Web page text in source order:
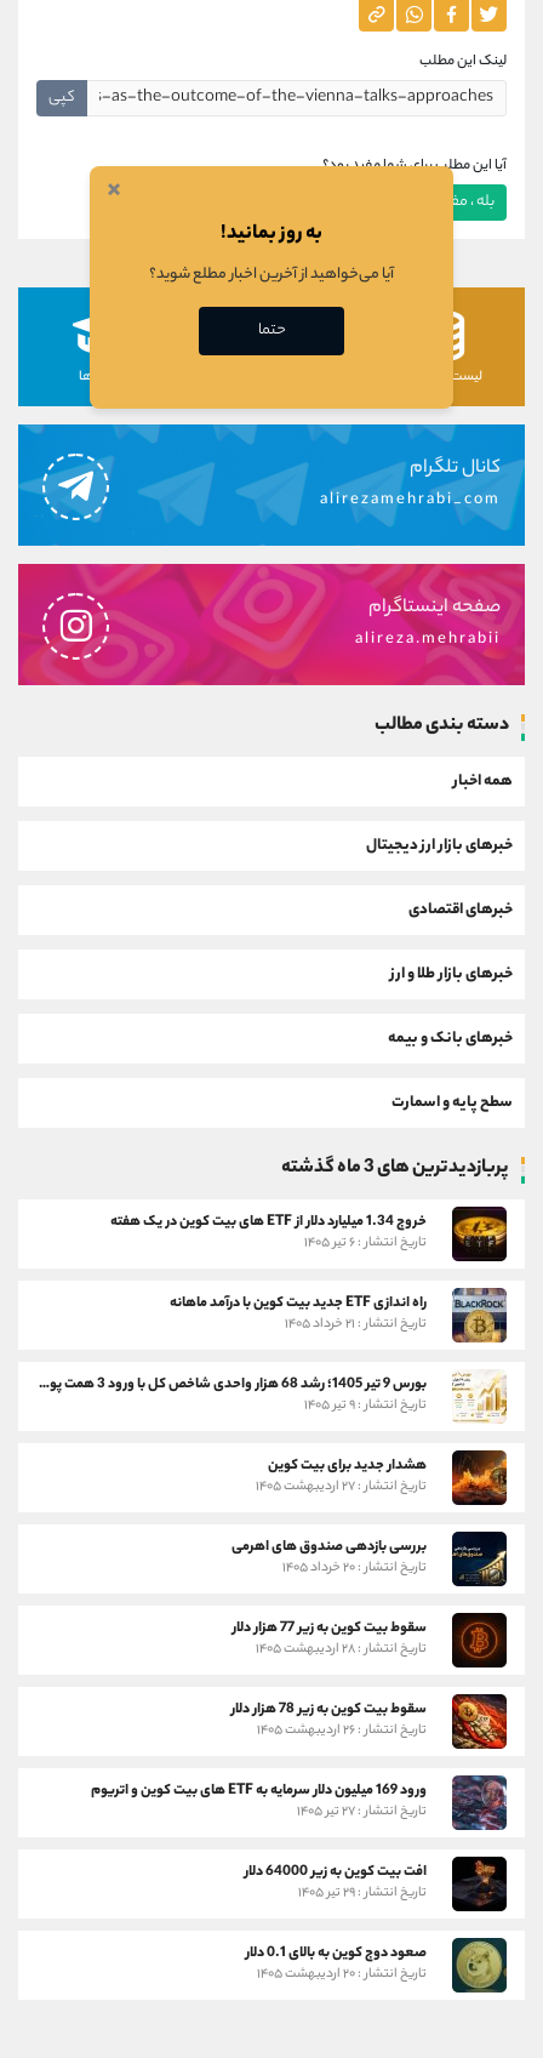
لینک این مطلب
کپی
آیا این مطلب برای شما مفید بود؟
بله ، مفید بود
لیست رمزارزها دوره ها
کانال تلگرام
alirezamehrabi_com
صفحه اینستاگرام
alireza.mehrabii
دسته بندی مطالب
همه اخبار
خبرهای بازار ارز دیجیتال
خبرهای اقتصادی
خبرهای بازار طلا و ارز
خبرهای بانک و بیمه
سطح پایه و اسمارت
پربازدیدترین های 3 ماه گذشته
خروج 1.34 میلیارد دلار از ETF های بیت کوین در یک هفته
تاریخ انتشار : ۶ تیر ۱۴۰۵
راه اندازی ETF جدید بیت کوین با درآمد ماهانه
تاریخ انتشار : ۲۱ خرداد ۱۴۰۵
بورس 9 تیر 1405؛ رشد 68 هزار واحدی شاخص کل با ورود 3 همت پول حقیقی
تاریخ انتشار : ۹ تیر ۱۴۰۵
هشدار جدید برای بیت کوین
تاریخ انتشار : ۲۷ اردیبهشت ۱۴۰۵
بررسی بازدهی صندوق های اهرمی
تاریخ انتشار : ۲۰ خرداد ۱۴۰۵
سقوط بیت کوین به زیر 77 هزار دلار
تاریخ انتشار : ۲۸ اردیبهشت ۱۴۰۵
سقوط بیت کوین به زیر 78 هزار دلار
تاریخ انتشار : ۲۶ اردیبهشت ۱۴۰۵
ورود 169 میلیون دلار سرمایه به ETF های بیت کوین و اتریوم
تاریخ انتشار : ۲۷ تیر ۱۴۰۵
افت بیت کوین به زیر 64000 دلار
تاریخ انتشار : ۲۹ تیر ۱۴۰۵
صعود دوج کوین به بالای 0.1 دلار
تاریخ انتشار : ۲۰ اردیبهشت ۱۴۰۵
×
به روز بمانید!
آیا می‌خواهید از آخرین اخبار مطلع شوید؟
حتما